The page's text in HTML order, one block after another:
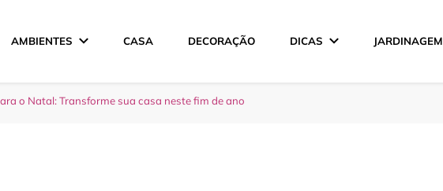
AMBIENTES CASA DECORAÇÃO DICAS JARDINAGEM
o Natal: Transforme sua casa neste fim de ano